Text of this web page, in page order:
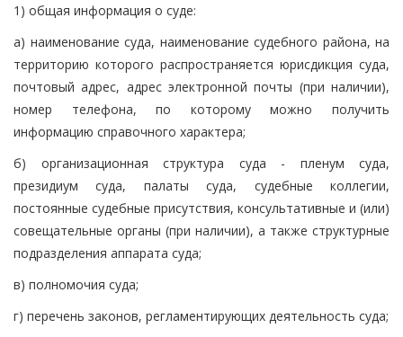
1) общая информация о суде:
а) наименование суда, наименование судебного района, на
территорию которого распространяется юрисдикция суда,
почтовый адрес, адрес электронной почты (при наличии),
номер телефона, по которому можно получить
информацию справочного характера;
б) организационная структура суда - пленум суда,
президиум суда, палаты суда, судебные коллегии,
постоянные судебные присутствия, консультативные и (или)
совещательные органы (при наличии), а также структурные
подразделения аппарата суда;
в) полномочия суда;
г) перечень законов, регламентирующих деятельность суда;